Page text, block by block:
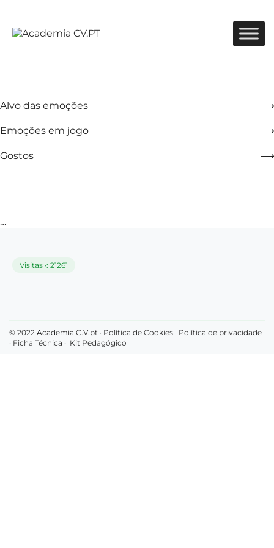
Alvo das emoções
Emoções em jogo
Gostos
…
Visitas ·: 21261
© 2022 Academia C.V.pt · Política de Cookies · Política de privacidade
· Ficha Técnica · Kit Pedagógico